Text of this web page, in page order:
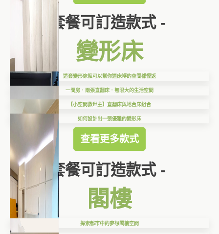
套餐可訂造款式 -
變形床
這套變形傢俬可以幫你連床褥的空間都慳返
一間房．兩張直翻床．無限大的生活空間
【小空間救世主】直翻床與地台床組合
如何設計出一張優雅的變形床
查看更多款式
套餐可訂造款式 -
閣樓
探索都市中的夢想閣樓空間